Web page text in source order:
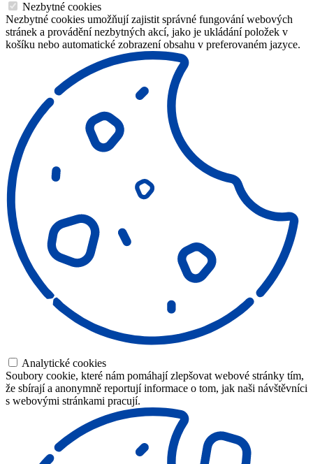
Nezbytné cookies
Nezbytné cookies umožňují zajistit správné fungování webových
stránek a provádění nezbytných akcí, jako je ukládání položek v
košíku nebo automatické zobrazení obsahu v preferovaném jazyce.
Analytické cookies
Soubory cookie, které nám pomáhají zlepšovat webové stránky tím,
že sbírají a anonymně reportují informace o tom, jak naši návštěvníci
s webovými stránkami pracují.